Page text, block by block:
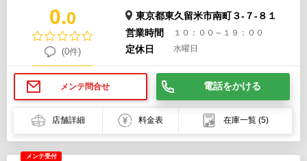
0.0
(0件)
東京都東久留米市南町３-７-８１
営業時間
１０：００～１９：００
定休日 水曜日
メンテ問合せ 電話をかける
店舗詳細 料金表 在庫一覧 (5)
メンテ受付